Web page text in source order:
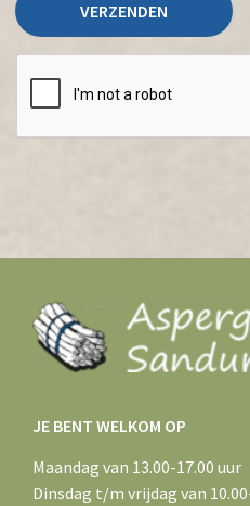
JE BENT WELKOM OP
Maandag van 13.00-17.00 uur
Dinsdag t/m vrijdag van